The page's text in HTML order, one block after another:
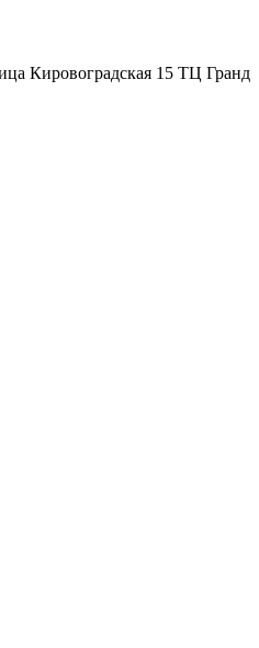
Кировоградская 15 ТЦ Гранд